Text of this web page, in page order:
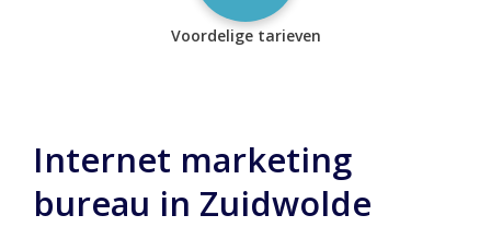
Voordelige tarieven
Internet marketing
bureau in Zuidwolde